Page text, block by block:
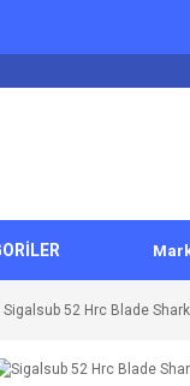
Sigalsub 52 Hrc Blade